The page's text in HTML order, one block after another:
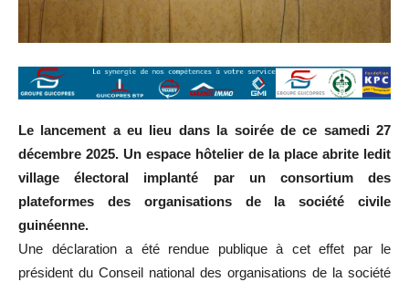
Le lancement a eu lieu dans la soirée de ce samedi 27
décembre 2025. Un espace hôtelier de la place abrite ledit
village électoral implanté par un consortium des
plateformes des organisations de la société civile
guinéenne.
Une déclaration a été rendue publique à cet effet par le
président du Conseil national des organisations de la société